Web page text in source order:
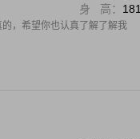
身 高： 181
，希望你也认真了解了解我